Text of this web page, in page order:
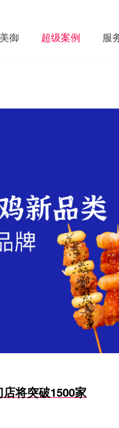
御 超级案例 服
将突破1500家